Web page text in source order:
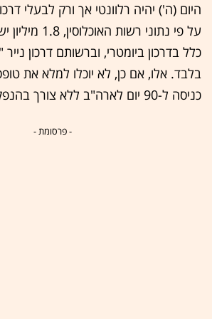
היום (ה') יהיה רלוונטי אך ורק לבעלי
על פי נתוני
כלל בדרכון ביומטרי, וברשותם דרכון
כניסה ל-90 יום לארה"ב ללא צורך בהנפקת ויזה.
- פרסומת -